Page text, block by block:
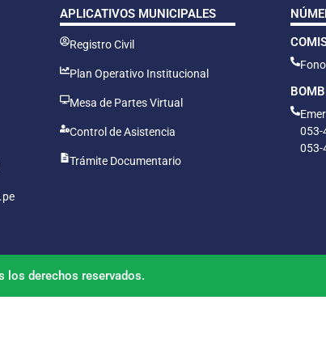
APLICATIVOS MUNICIPALES
Registro Civil
Plan Operativo Institucional
Mesa de Partes Virtual
Control de Asistencia
Trámite Documentario
053-
053-
los derechos reservados.